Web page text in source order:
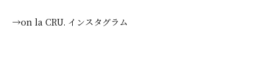
→on la CRU. インスタグラム